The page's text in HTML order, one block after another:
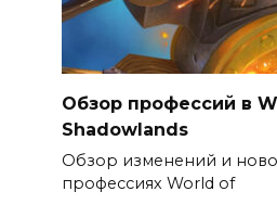
Обзор профессий в
Shadowlands
Обзор изменений и
профессиях World of